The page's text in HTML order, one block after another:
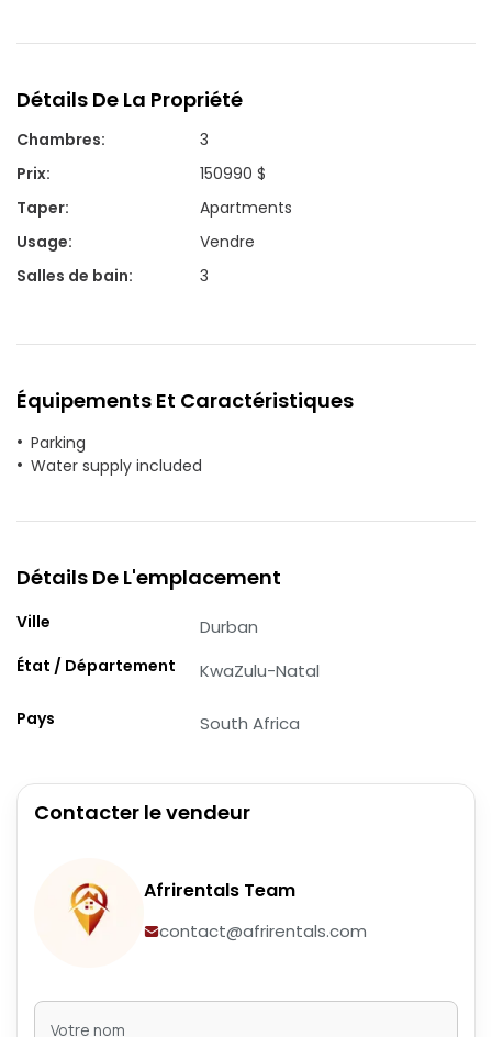
Détails De La Propriété
Chambres:
3
Prix:
150990 $
Taper:
Apartments
Usage:
Vendre
Salles de bain: 3
Équipements Et Caractéristiques
Parking
Water supply included
Détails De L'emplacement
Ville Durban
État / Département KwaZulu-Natal
Pays South Africa
Contacter le vendeur
Afrirentals Team
contact@afrirentals.com